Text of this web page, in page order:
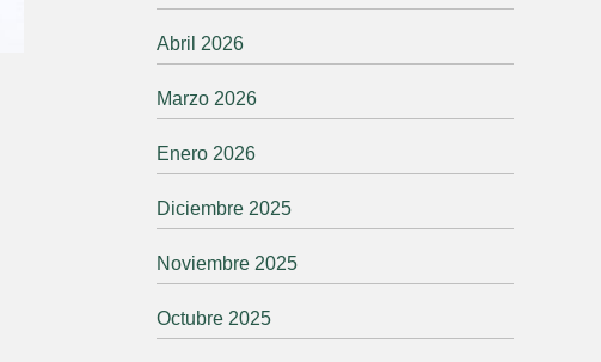
Abril 2026
Marzo 2026
Enero 2026
Diciembre 2025
Noviembre 2025
Octubre 2025